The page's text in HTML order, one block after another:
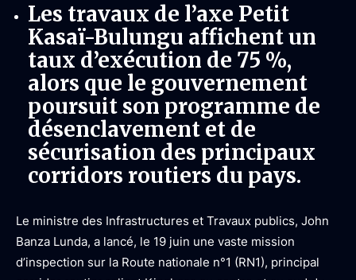
Les travaux de l’axe Petit
Kasaï-Bulungu affichent un
taux d’exécution de 75 %,
alors que le gouvernement
poursuit son programme de
désenclavement et de
sécurisation des principaux
corridors routiers du pays.
Le ministre des Infrastructures et Travaux publics, John
Banza Lunda, a lancé, le 19 juin une vaste mission
d’inspection sur la Route nationale n°1 (RN1), principal